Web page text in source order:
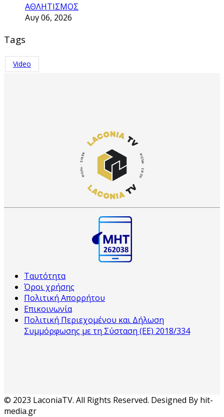
ΑΘΛΗΤΙΣΜΟΣ
Αυγ 06, 2026
Tags
Video
Ταυτότητα
Όροι χρήσης
Πολιτική Απορρήτου
Επικοινωνία
Πολιτική Περιεχομένου και Δήλωση
Συμμόρφωσης με τη Σύσταση (ΕΕ) 2018/334
© 2023 LaconiaTV. All Rights Reserved. Designed By hit-
media.gr